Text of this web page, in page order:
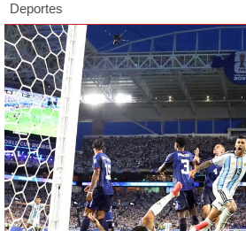
Deportes